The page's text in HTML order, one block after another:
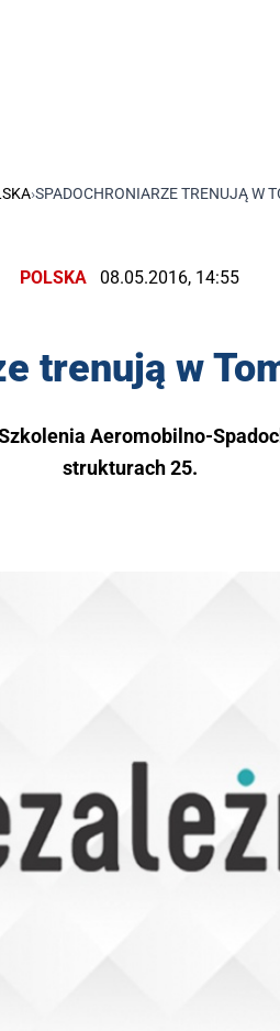
›SPADOCHRONIARZE TRENUJĄ W
POLSKA 08.05.2016, 14:55
trenują w
Aeromobilno-
strukturach 25.